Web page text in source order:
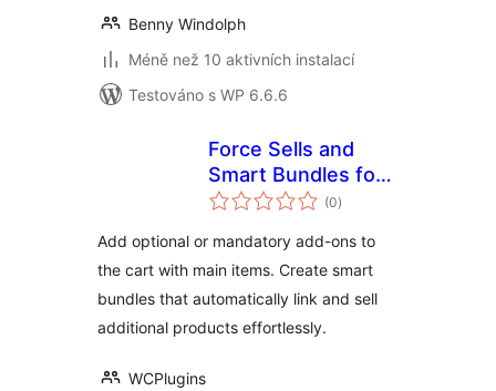
Benny Windolph
Méně než 10 aktivních instalací
Testováno s WP 6.6.6
Force Sells and
Smart Bundles for
WooCommerce
(0celkové
hodnocení
)
Add optional or mandatory add-ons to
the cart with main items. Create smart
bundles that automatically link and sell
additional products effortlessly.
WCPlugins